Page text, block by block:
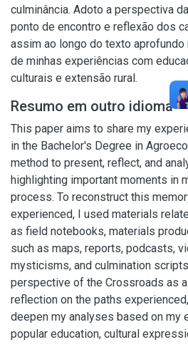
culminância. Adoto a perspectiva
ponto de encontro e reflexão dos
assim ao longo do texto
de minhas experiências com
culturais e extensão rural.
Resumo em outro idioma
This paper aims to share my
in the Bachelor's Degree in
method to present, reflect, and
highlighting important moments in
process. To reconstruct this
experienced, I used materials
as field notebooks, materials
such as maps, reports, podcasts,
mysticisms, and culmination
perspective of the Crossroads as
reflection on the paths
deepen my analyses based on my
popular education, cultural